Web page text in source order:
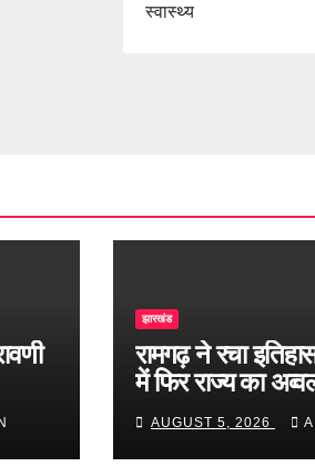
स्वास्थ्य
झारखंड
रामगढ़ ने रचा
में फिर राज्य का
बनाAUGUST 5, 2026